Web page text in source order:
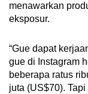
menawarkan
eksposur.
“Gue dapat
gue di Instagram
beberapa ratus
juta (US$70).